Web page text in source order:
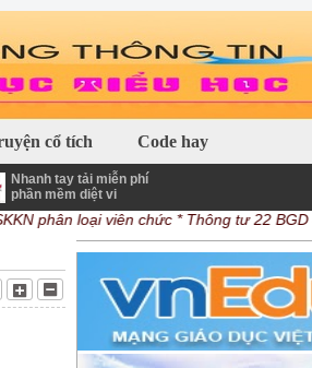
dung bổ ích khác.
cổ tích Code hay
Nhanh tay tải miễn phí
phần mềm diệt vi
phân loại viên chức* Thông tư 22 BGD